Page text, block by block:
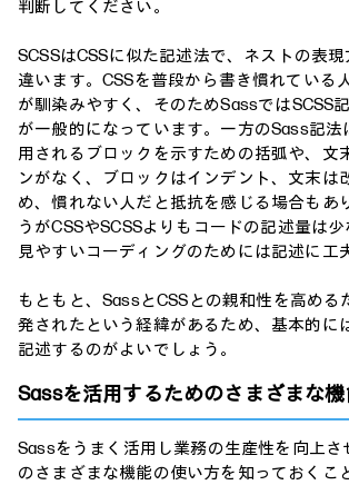
判断してください。
SCSSはCSSに似た記述法で、ネストの表
違います。CSSを普段から書き慣れている
が馴染みやすく、そのためSassではSCSS
が一般的になっています。一方のSass記
用されるブロックを示すための括弧や、文
ンがなく、ブロックはインデント、文末は
め、慣れない人だと抵抗を感じる場合もあ
うがCSSやSCSSよりもコードの記述量は少
見やすいコーディングのためには記述に工
もともと、SassとCSSとの親和性を高める
発されたという経緯があるため、基本的に
記述するのがよいでしょう。
Sassを活用するためのさまざまな
Sassをうまく活用し業務の生産性を向上さ
のさまざまな機能の使い方を知っておくこ